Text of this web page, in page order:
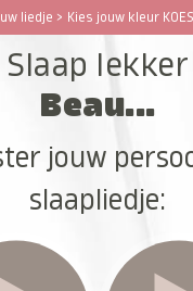
liedje > Kies jouw kleur
Slaap lekker
Beau...
jouw
slaapliedje: